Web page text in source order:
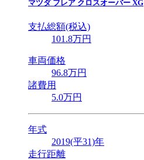
マツダ フレア クロスオーバー XG
支払総額(税込)
101 .8万円
車両価格
96.8万円
諸費用
5.0万円
年式
2019(平31)年
走行距離